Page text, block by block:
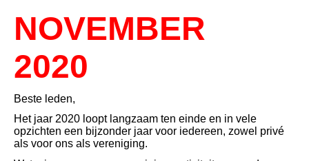
NOVEMBER
2020
Beste leden,
Het jaar 2020 loopt langzaam ten einde en in vele
opzichten een bijzonder jaar voor iedereen, zowel privé
als voor ons als vereniging.